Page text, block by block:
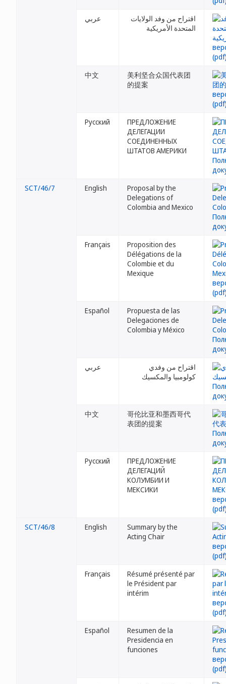
عربي
اقتراح من وفد الولايات
المتحدة الأمريكية
中文
美利坚合众国代表团
的提案
Русский
ПРЕДЛОЖЕНИЕ
ДЕЛЕГАЦИИ
СОЕДИНЕННЫХ
ШТАТОВ АМЕРИКИ
SCT/46/7 English
Proposal by the
Delegations of
Colombia and Mexico
Français
Proposition des
Délégations de la
Colombie et du
Mexique
Español
Propuesta de las
Delegaciones de
Colombia y México
عربي
اقتراح من وفدي
كولومبيا والمكسيك
中文
哥伦比亚和墨西哥代
表团的提案
Русский
ПРЕДЛОЖЕНИЕ
ДЕЛЕГАЦИЙ
КОЛУМБИИ И
МЕКСИКИ
SCT/46/8 English
Summary by the
Acting Chair
Français
Résumé présenté par
le Président par
intérim
Español
Resumen de la
Presidencia en
funciones